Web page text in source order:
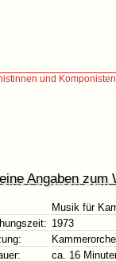
und Komponisten
Angaben zum
Musik für
1973
ca. 16